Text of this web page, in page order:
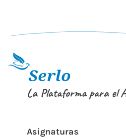
La Plataforma para el
Asignaturas